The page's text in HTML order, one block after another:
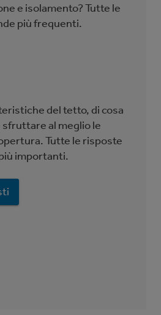
e isolamento? Tutte le
più frequenti.
del tetto, di cosa
sfruttare al meglio le
Tutte le risposte
importanti.